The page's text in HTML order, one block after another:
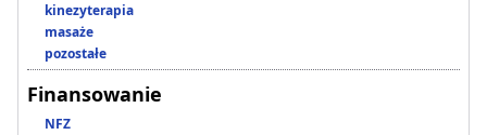
kinezyterapia
masaże
pozostałe
Finansowanie
NFZ